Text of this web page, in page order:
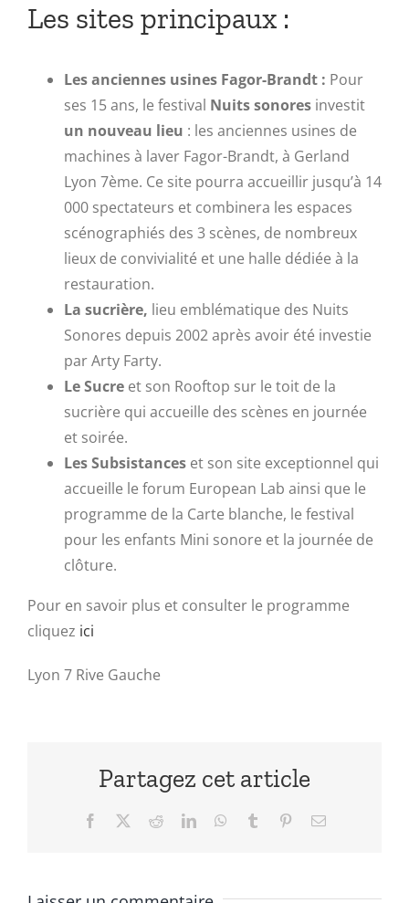
Les sites principaux :
Les anciennes usines Fagor-Brandt : Pour
ses 15 ans, le festival Nuits sonores investit
un nouveau lieu : les anciennes usines de
machines à laver Fagor-Brandt, à Gerland
Lyon 7ème. Ce site pourra accueillir jusqu’à 14
000 spectateurs et combinera les espaces
scénographiés des 3 scènes, de nombreux
lieux de convivialité et une halle dédiée à la
restauration.
La sucrière, lieu emblématique des Nuits
Sonores depuis 2002 après avoir été investie
par Arty Farty.
Le Sucre et son Rooftop sur le toit de la
sucrière qui accueille des scènes en journée
et soirée.
Les Subsistances et son site exceptionnel qui
accueille le forum European Lab ainsi que le
programme de la Carte blanche, le festival
pour les enfants Mini sonore et la journée de
clôture.
Pour en savoir plus et consulter le programme
cliquez ici
Lyon 7 Rive Gauche
Partagez cet article
Facebook RedditLinkedInWhatsApp
Tumblr PinterestEmail